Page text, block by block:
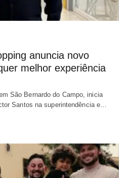
anuncia novo
melhor experiência
São Bernardo do Campo, inicia
Santos na superintendência e…